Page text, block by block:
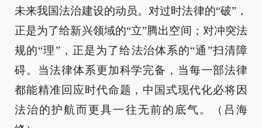
未来我国法治建设的动员。对过时法律的“破”，
正是为了给新兴领域的“立”腾出空间；对冲突法
规的“理”，正是为了给法治体系的“通”扫清障
碍。当法律体系更加科学完备，当每一部法律
都能精准回应时代命题，中国式现代化必将因
法治的护航而更具一往无前的底气。（吕海